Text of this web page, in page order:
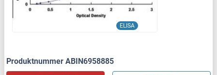
ELISA
Produktnummer ABIN6958885